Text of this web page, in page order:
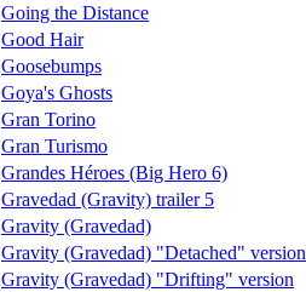
Going the Distance
Good Hair
Goosebumps
Goya's Ghosts
Gran Torino
Gran Turismo
Grandes Héroes (Big Hero 6)
Gravedad (Gravity) trailer 5
Gravity (Gravedad)
Gravity (Gravedad) "Detached" version
Gravity (Gravedad) "Drifting" version